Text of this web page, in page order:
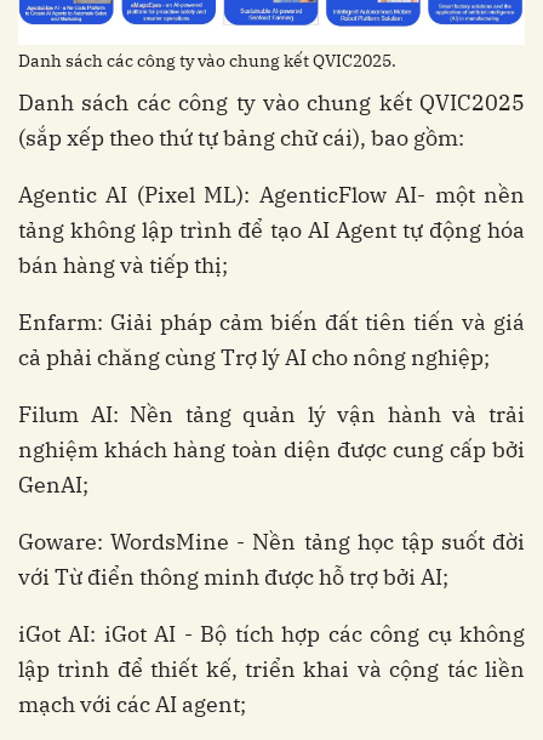
Danh sách các công ty vào chung kết QVIC2025.
Danh sách các công ty vào chung kết QVIC2025
(sắp xếp theo thứ tự bảng chữ cái), bao gồm:
Agentic AI (Pixel ML): AgenticFlow AI- một nền
tảng không lập trình để tạo AI Agent tự động hóa
bán hàng và tiếp thị;
Enfarm: Giải pháp cảm biến đất tiên tiến và giá
cả phải chăng cùng Trợ lý AI cho nông nghiệp;
Filum AI: Nền tảng quản lý vận hành và trải
nghiệm khách hàng toàn diện được cung cấp bởi
GenAI;
Goware: WordsMine - Nền tảng học tập suốt đời
với Từ điển thông minh được hỗ trợ bởi AI;
iGot AI: iGot AI - Bộ tích hợp các công cụ không
lập trình để thiết kế, triển khai và cộng tác liền
mạch với các AI agent;